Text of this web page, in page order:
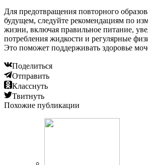
Для предотвращения повторного
будущем, следуйте рекомендациям по
жизни, включая правильное питание,
потребления жидкости и регулярные
Это поможет поддерживать здоровье
Поделиться
Отправить
Класснуть
Твитнуть
Похожие публикации